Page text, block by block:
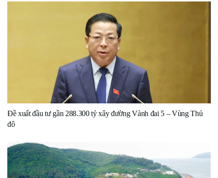
Đề xuất đầu tư gần 288.300 tỷ xây đường Vành đai 5 – Vùng Thủ
đô